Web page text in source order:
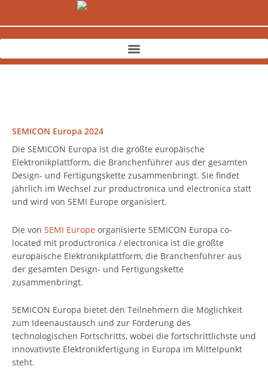
SEMICON Europa 2024
Die SEMICON Europa ist die größte europäische
Elektronikplattform, die Branchenführer aus der gesamten
Design- und Fertigungskette zusammenbringt. Sie findet
jährlich im Wechsel zur productronica und electronica statt
und wird von SEMI Europe organisiert.
Die von SEMI Europe organisierte SEMICON Europa co-
located mit productronica / electronica ist die größte
europäische Elektronikplattform, die Branchenführer aus
der gesamten Design- und Fertigungskette
zusammenbringt.
SEMICON Europa bietet den Teilnehmern die Möglichkeit
zum Ideenaustausch und zur Förderung des
technologischen Fortschritts, wobei die fortschrittlichste und
innovativste Elektronikfertigung in Europa im Mittelpunkt
steht.